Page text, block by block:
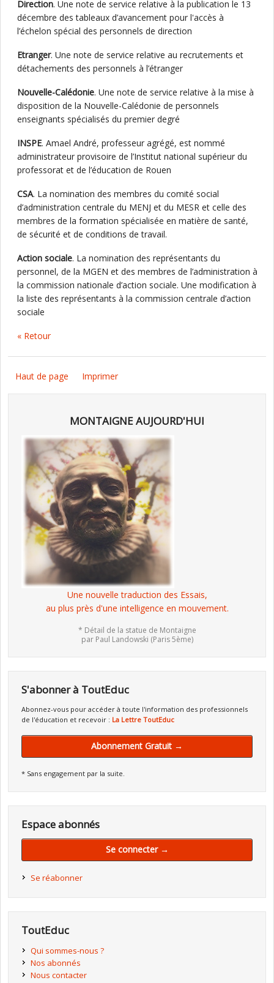
Direction. Une note de service relative à la publication le 13
décembre des tableaux d’avancement pour l'accès à
l’échelon spécial des personnels de direction
Etranger. Une note de service relative au recrutements et
détachements des personnels à l’étranger
Nouvelle-Calédonie. Une note de service relative à la mise à
disposition de la Nouvelle-Calédonie de personnels
enseignants spécialisés du premier degré
INSPE. Amael André, professeur agrégé, est nommé
administrateur provisoire de l’Institut national supérieur du
professorat et de l’éducation de Rouen
CSA. La nomination des membres du comité social
d’administration centrale du MENJ et du MESR et celle des
membres de la formation spécialisée en matière de santé,
de sécurité et de conditions de travail.
Action sociale. La nomination des représentants du
personnel, de la MGEN et des membres de l’administration à
la commission nationale d’action sociale. Une modification à
la liste des représentants à la commission centrale d’action
sociale
« Retour
Haut de page Imprimer
MONTAIGNE AUJOURD'HUI
Une nouvelle traduction des Essais,
au plus près d'une intelligence en mouvement.
* Détail de la statue de Montaigne
par Paul Landowski (Paris 5ème)
S'abonner à ToutEduc
Abonnez-vous pour accéder à toute l'information des professionnels
de l'éducation et recevoir : La Lettre ToutEduc
Abonnement Gratuit →
* Sans engagement par la suite.
Espace abonnés
Se connecter →
Se réabonner
ToutEduc
Qui sommes-nous ?
Nos abonnés
Nous contacter